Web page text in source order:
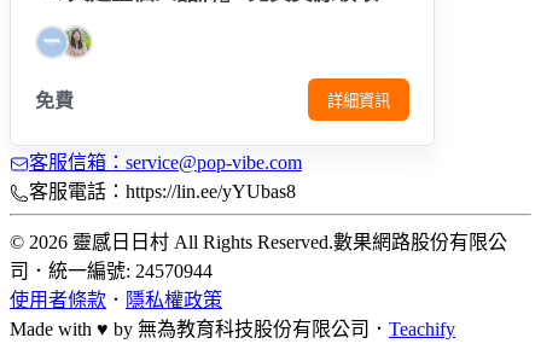
免費 詳細資訊
客服信箱：service@pop-vibe.com
客服電話：https://lin.ee/yYUbas8
© 2026 靈感日日村 All Rights Reserved.數果網路股份有限公
司 ． 統一編號: 24570944
使用者條款 ． 隱私權政策
Made with ♥ by 無為教育科技股份有限公司． Teachify